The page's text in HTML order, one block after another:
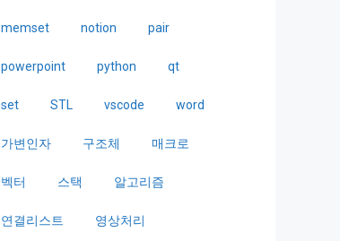
memset notion pair
powerpoint python qt
set STL vscode word
가변인자 구조체 매크로
벡터 스택 알고리즘
연결리스트 영상처리